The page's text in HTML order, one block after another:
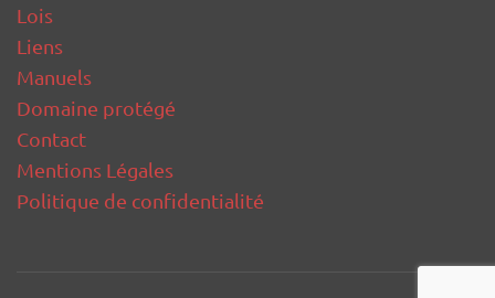
Lois
Liens
Manuels
Domaine protégé
Contact
Mentions Légales
Politique de confidentialité